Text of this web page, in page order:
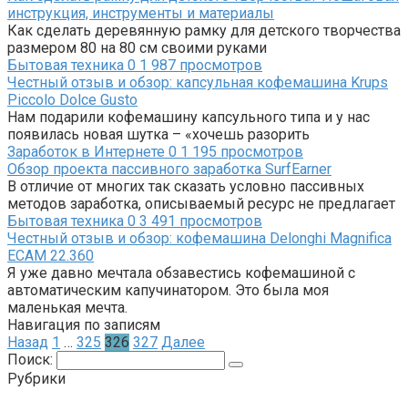
инструкция, инструменты и материалы
Как сделать деревянную рамку для детского творчества
размером 80 на 80 см своими руками
Бытовая техника 0 1 987 просмотров
Честный отзыв и обзор: капсульная кофемашина Krups
Piccolo Dolce Gusto
Нам подарили кофемашину капсульного типа и у нас
появилась новая шутка – «хочешь разорить
Заработок в Интернете 0 1 195 просмотров
Обзор проекта пассивного заработка SurfEarner
В отличие от многих так сказать условно пассивных
методов заработка, описываемый ресурс не предлагает
Бытовая техника 0 3 491 просмотров
Честный отзыв и обзор: кофемашина Delonghi Magnifica
ECAM 22.360
Я уже давно мечтала обзавестись кофемашиной с
автоматическим капучинатором. Это была моя
маленькая мечта.
Навигация по записям
Назад 1 … 325 326 327 Далее
Поиск:
Рубрики